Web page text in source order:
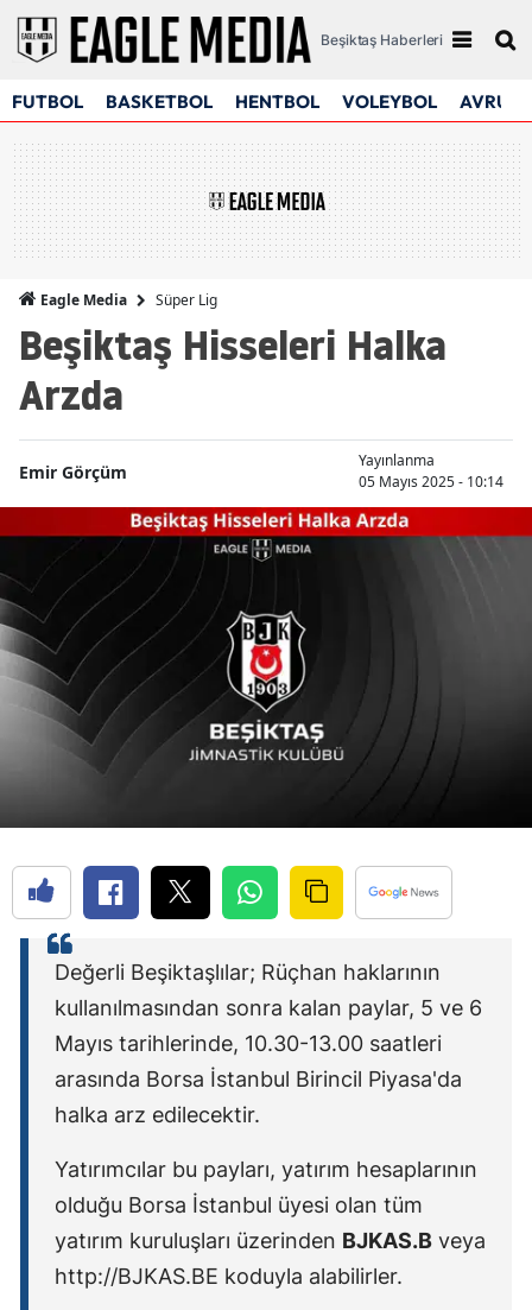
Beşiktaş Haberleri
FUTBOL BASKETBOL HENTBOL VOLEYBOL
Eagle Media Süper Lig
Beşiktaş Hisseleri Halka
Arzda
Emir Görçüm
Yayınlanma
05 Mayıs 2025 - 10:14
Değerli Beşiktaşlılar; Rüçhan haklarının
kullanılmasından sonra kalan paylar, 5 ve 6
Mayıs tarihlerinde, 10.30-13.00 saatleri
arasında Borsa İstanbul Birincil Piyasa'da
halka arz edilecektir.
Yatırımcılar bu payları, yatırım hesaplarının
olduğu Borsa İstanbul üyesi olan tüm
yatırım kuruluşları üzerinden BJKAS.B veya
http://BJKAS.BE koduyla alabilirler.